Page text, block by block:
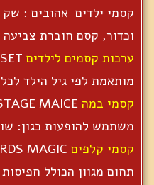
וכדור, קסם חוברת
ערכות קסמים לילדים
מותאמת לפי גיל הילד
קסמי במה
משתמש להופעות כגון:
קסמי קלפים
תחום מגוון הכולל